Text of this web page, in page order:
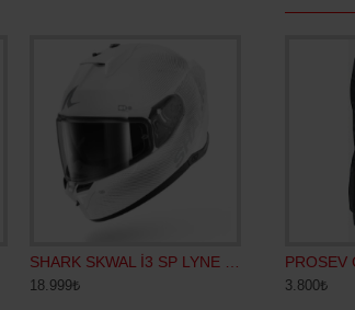
SHARK SKWAL İ3 SP LYNE KAPALI KASK
18.999₺ 18.999₺
3.800₺